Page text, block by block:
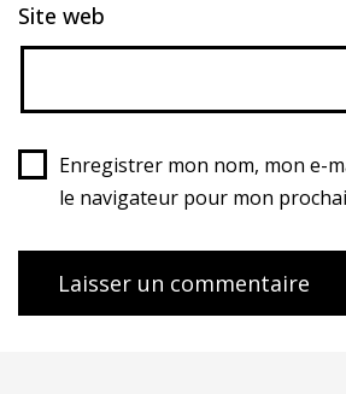
Site web
Enregistrer mon nom, mon e-
le navigateur pour mon